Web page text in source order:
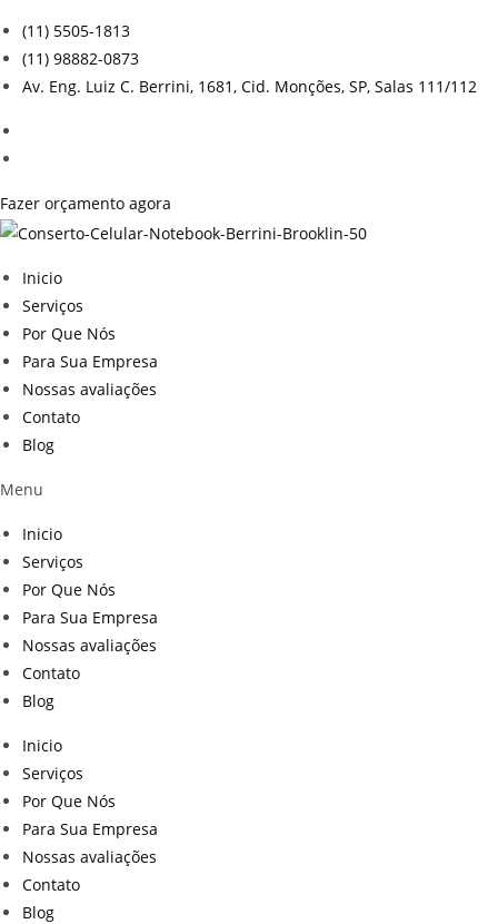
Ir
para
o
(11) 5505-1813
(11) 98882-0873
Av. Eng. Luiz C. Berrini, 1681, Cid. Monções, SP, Salas 111/112
Fazer orçamento agora
Inicio
Serviços
Por Que Nós
Para Sua Empresa
Nossas avaliações
Contato
Blog
Menu
Inicio
Serviços
Por Que Nós
Para Sua Empresa
Nossas avaliações
Contato
Blog
Inicio
Serviços
Por Que Nós
Para Sua Empresa
Nossas avaliações
Contato
Blog